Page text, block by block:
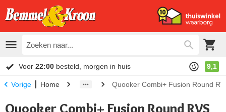
Voor 22:00 besteld, morgen in huis 9,1
Vorige Home Quooker Combi+ Fusion Round
Quooker Combi+ Fusion Round RVS